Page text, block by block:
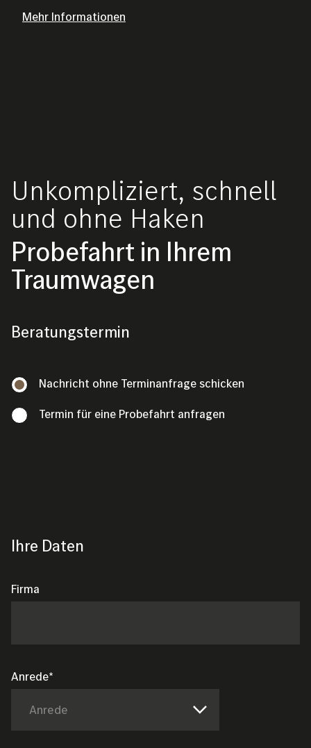
Mehr Informationen
Unkompliziert, schnell
und ohne Haken
Probefahrt in Ihrem
Traumwagen
Beratungstermin
Beratungstermin
Nachricht ohne Terminanfrage schicken
Termin für eine Probefahrt anfragen
Ihre Daten
Firma
Anrede
Anrede